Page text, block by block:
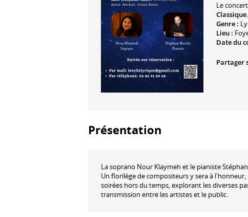
Le concert
Classique.
Genre :
Lieu :
Date du
Partager
Présentation
La soprano Nour Klaymeh et le pianiste
Un florilège de compositeurs y sera à l'honneur,
soirées hors du temps, explorant les diverses
transmission entre les artistes et le public.